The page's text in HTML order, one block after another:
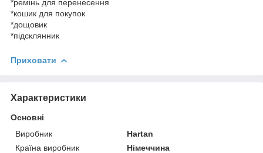
*ремінь для перенесення
*кошик для покупок
*дощовик
*підсклянник
Приховати
Характеристики
Основні
Виробник
Hartan
Країна виробник
Німеччина